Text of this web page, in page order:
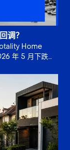
调？
Home
年 5 月下跌